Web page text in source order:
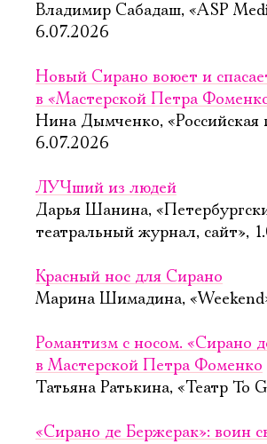
Владимир Сабадаш, «ASP
6.07.2026
Новый Сирано воюет и
в «Мастерской Петра
Нина Дымченко, «Российская
6.07.2026
ЛУЧший из людей
Дарья Шанина,
театральный журнал, сайт»,
Красный нос для Сирано
Марина Шимадина,
Романтизм с носом. «Сирано
в Мастерской Петра Фоменко
Татьяна Ратькина, «Театр To
«Сирано де Бержерак»: воин